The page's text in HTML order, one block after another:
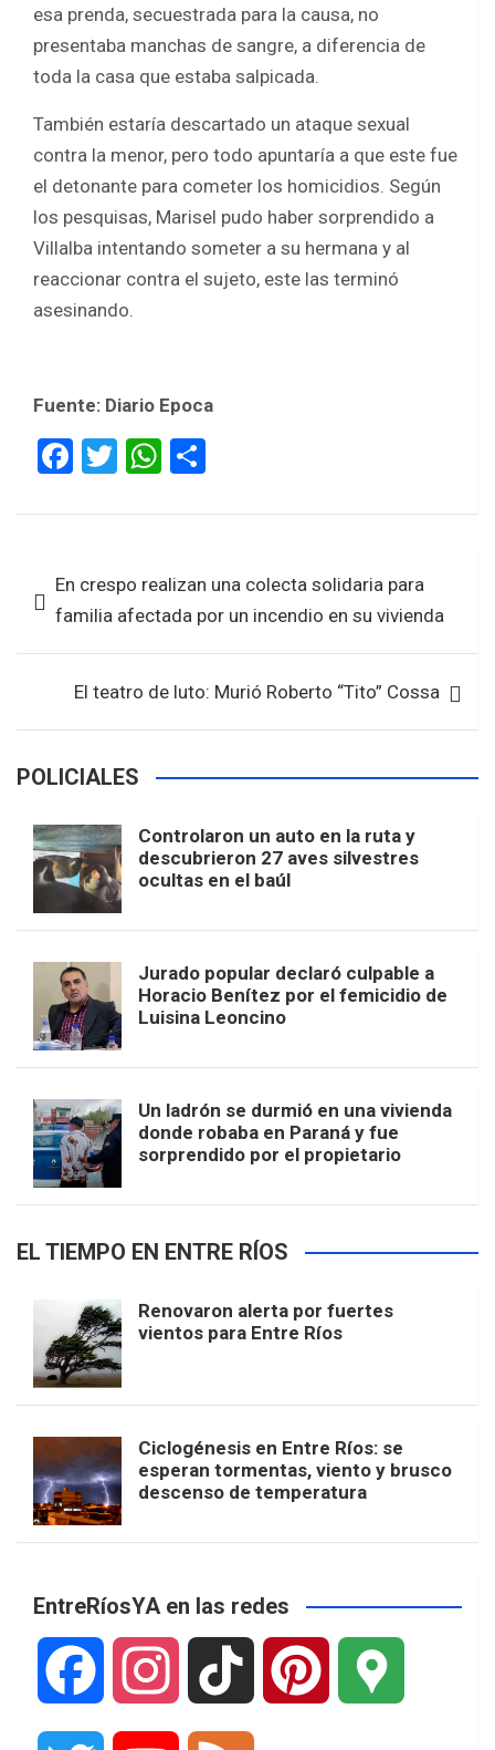
esa prenda, secuestrada para la causa, no
presentaba manchas de sangre, a diferencia de
toda la casa que estaba salpicada.
También estaría descartado un ataque sexual
contra la menor, pero todo apuntaría a que este fue
el detonante para cometer los homicidios. Según
los pesquisas, Marisel pudo haber sorprendido a
Villalba intentando someter a su hermana y al
reaccionar contra el sujeto, este las terminó
asesinando.
Fuente: Diario Epoca
F
ce
o
o
k
T
tt
W
at
A
p
p
ar
de En crespo realizan una colecta solidaria para
familia afectada por un incendio en su vivienda
El teatro de luto: Murió Roberto “Tito” Cossa
POLICIALES
Controlaron un auto en la ruta y
descubrieron 27 aves silvestres
ocultas en el baúl
Jurado popular declaró culpable a
Horacio Benítez por el femicidio de
Luisina Leoncino
Un ladrón se durmió en una vivienda
donde robaba en Paraná y fue
sorprendido por el propietario
EL TIEMPO EN ENTRE RÍOS
Renovaron alerta por fuertes
vientos para Entre Ríos
Ciclogénesis en Entre Ríos: se
esperan tormentas, viento y brusco
descenso de temperatura
EntreRíosYA en las redes